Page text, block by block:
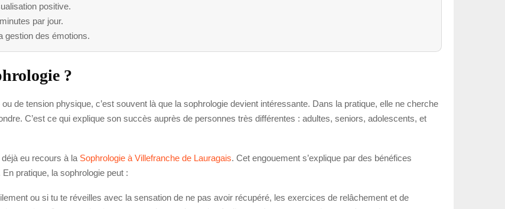
positive.
par jour.
gestion des émotions.
?
de tension physique, c’est souvent là que la sophrologie devient intéressante. Dans la pratique, elle ne cherche
C’est ce qui explique son succès auprès de personnes très différentes : adultes, seniors, adolescents, et
eu recours à la Sophrologie à Villefranche de Lauragais. Cet engouement s’explique par des bénéfices
pratique, la sophrologie peut :
ou si tu te réveilles avec la sensation de ne pas avoir récupéré, les exercices de relâchement et de